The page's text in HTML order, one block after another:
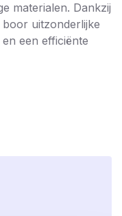
materialen. Dankzij
boor uitzonderlijke
een efficiënte
van de
geheel. Dit maakt
belastingen en
ten opzichte